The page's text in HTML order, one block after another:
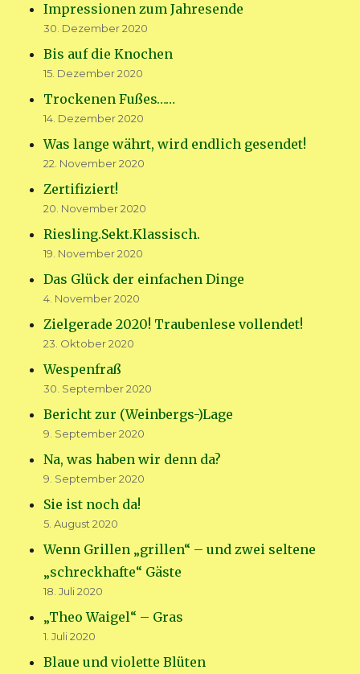
Impressionen zum Jahresende
30. Dezember 2020
Bis auf die Knochen
15. Dezember 2020
Trockenen Fußes……
14. Dezember 2020
Was lange währt, wird endlich gesendet!
22. November 2020
Zertifiziert!
20. November 2020
Riesling.Sekt.Klassisch.
19. November 2020
Das Glück der einfachen Dinge
4. November 2020
Zielgerade 2020! Traubenlese vollendet!
23. Oktober 2020
Wespenfraß
30. September 2020
Bericht zur (Weinbergs-)Lage
9. September 2020
Na, was haben wir denn da?
9. September 2020
Sie ist noch da!
5. August 2020
Wenn Grillen „grillen“ – und zwei seltene
„schreckhafte“ Gäste
18. Juli 2020
„Theo Waigel“ – Gras
1. Juli 2020
Blaue und violette Blüten